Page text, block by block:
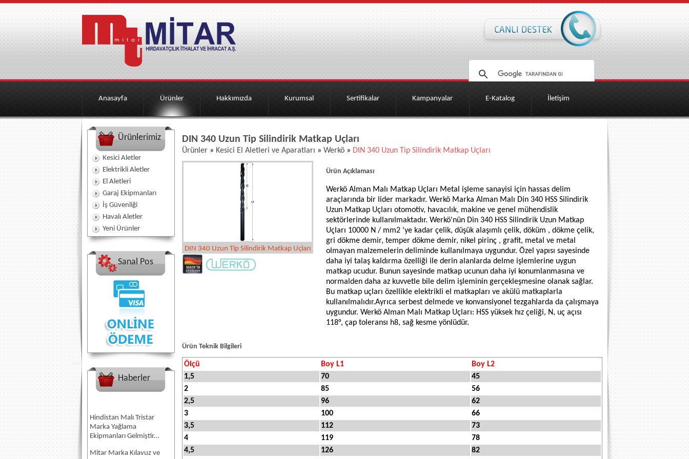
Anasayfa Ürünler Hakkımızda Kurumsal Sertifikalar Kampanyalar E-Katalog İletişim
Ürünlerimiz
Kesici Aletler
Elektrikli Aletler
El Aletleri
Garaj Ekipmanları
İş Güvenliği
Havalı Aletler
Yeni Ürünler
Sanal Pos
Haberler
Hindistan Malı Tristar
Marka Yağlama
Ekipmanları Gelmiştir...
Mitar Marka Kılavuz ve
DIN 340 Uzun Tip Silindirik Matkap Uçları
Ürünler» Kesici El Aletleri ve Aparatları » Werkö» DIN 340 Uzun Tip Silindirik Matkap Uçları
DIN 340 Uzun Tip Silindirik Matkap Uçları
Ürün Açıklaması
Werkö Alman Malı Matkap Uçları Metal işleme sanayisi için hassas delim
araçlarında bir lider markadır. Werkö Marka Alman Malı Din 340 HSS Silindirik
Uzun Matkap Uçları otomotiv, havacılık, makine ve genel mühendislik
sektörlerinde kullanılmaktadır. Werkö'nün Din 340 HSS Silindirik Uzun Matkap
Uçları 10000 N / mm2 'ye kadar çelik, düşük alaşımlı çelik, döküm , dökme çelik,
gri dökme demir, temper dökme demir, nikel pirinç , grafit, metal ve metal
olmayan malzemelerin deliminde kullanılmaya uygundur. Özel yapısı sayesinde
daha iyi talaş kaldırma özelliği ile derin alanlarda delme işlemlerine uygun
matkap ucudur. Bunun sayesinde matkap ucunun daha iyi konumlanmasına ve
normalden daha az kuvvetle bile delim işleminin gerçekleşmesine olanak sağlar.
Bu matkap uçları özellikle elektrikli el matkapları ve akülü matkaplarla
kullanılmalıdır.Ayrıca serbest delmede ve konvansiyonel tezgahlarda da çalışmaya
uygundur. Werkö Alman Malı Matkap Uçları: HSS yüksek hız çeliği, N, uç açısı
118°, çap toleransı h8, sağ kesme yönlüdür.
Ürün Teknik Bilgileri
Ölçü Boy L1
Boy L2
1,5
70
45
2
85
56
2,5
96
62
3
100
66
3,5
112
73
4
119
78
4,5
126
82